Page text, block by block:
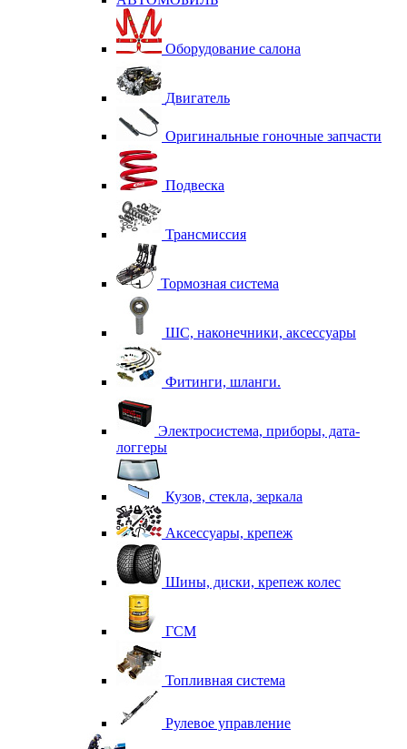
Оборудование салона
Двигатель
Оригинальные гоночные запчасти
Подвеска
Трансмиссия
Тормозная система
ШС, наконечники, аксессуары
Фитинги, шланги.
Электросистема, приборы, дата-
логгеры
Кузов, стекла, зеркала
Аксессуары, крепеж
Шины, диски, крепеж колес
ГСМ
Топливная система
Рулевое управление